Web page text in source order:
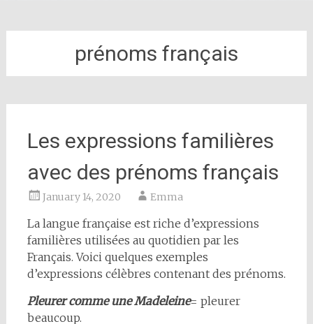
prénoms français
Les expressions familières
avec des prénoms français
January 14, 2020 Emma
La langue française est riche d’expressions
familières utilisées au quotidien par les
Français. Voici quelques exemples
d’expressions célèbres contenant des prénoms.
Pleurer comme une Madeleine= pleurer
beaucoup.